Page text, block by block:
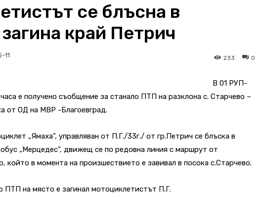
се блъсна в
край Петрич
11 0
233
В 01 РУП-
е получено съобщение за станало ПТП на разклона с. Старчево –
от ОД на МВР -Благоевград.
„Ямаха”, управляван от П.Г./33г./ от гр.Петрич се блъска в
„Мерцедес”, движещ се по редовна линия с маршрут от
който в момента на произшествието е завивал в посока с.Старчево.
ПТП на място е загинал мотоциклетистът П.Г.